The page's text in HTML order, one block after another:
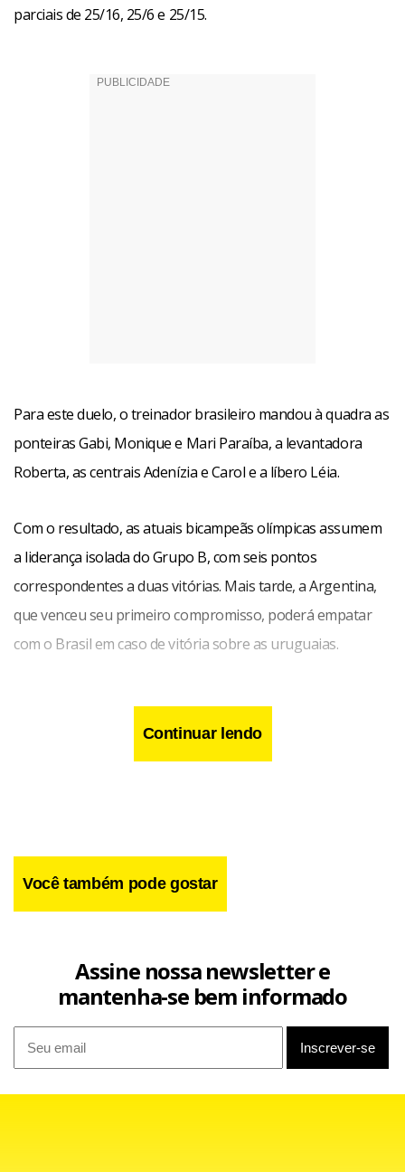
parciais de 25/16, 25/6 e 25/15.
Para este duelo, o treinador brasileiro mandou à quadra as
ponteiras Gabi, Monique e Mari Paraíba, a levantadora
Roberta, as centrais Adenízia e Carol e a líbero Léia.
Com o resultado, as atuais bicampeãs olímpicas assumem
a liderança isolada do Grupo B, com seis pontos
correspondentes a duas vitórias. Mais tarde, a Argentina,
que venceu seu primeiro compromisso, poderá empatar
com o Brasil em caso de vitória sobre as uruguaias.
A Seleção Brasileira volta à quadra nesta quinta-feira, às 19
horas (de Brasília), justamente contra a Argentina para,
Continuar lendo
Você também pode gostar
Assine nossa newsletter e
mantenha-se bem informado